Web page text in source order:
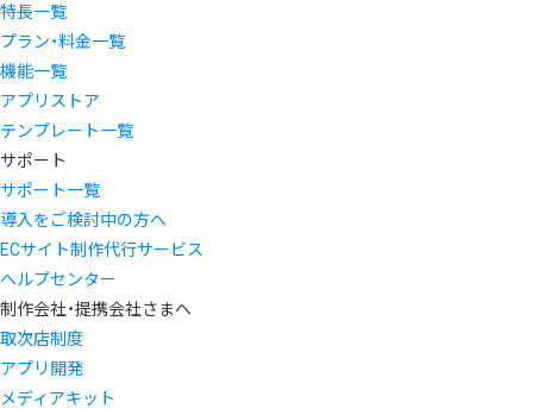
特長一覧
プラン・料金一覧
機能一覧
アプリストア
テンプレート一覧
サポート
サポート一覧
導入をご検討中の方へ
ECサイト制作代行サービス
ヘルプセンター
制作会社・提携会社さまへ
取次店制度
アプリ開発
メディアキット